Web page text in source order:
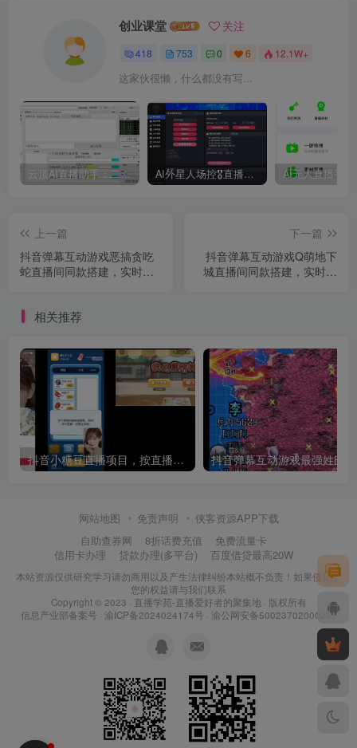
创业课堂 关注
418 753 0 6 12.1W+
这家伙很懒，什么都没有写...
云顶AI直播助手：二代模型自然逼真、AI语音训练器、 AI语音无人直播机器人新方案，支持多个平台 AI外星人场控🎖直播爆单助手，一款专门为直播人打造的直播辅助软件，支持商品带货、KS团购，手机开播、伴侣开播均可
上一篇
抖音弹幕互动游戏恶搞贪吃
蛇直播间同款搭建，实时互
下一篇
抖音弹幕互动游戏Q萌地下
城直播间同款搭建，实时互
相关推荐
抖音小糖豆直播项目，按直播间点击获得收益
网站地图 免责声明
侠客资源APP下载
自助查券网
8折话费充值
免费流量卡
信用卡办理
贷款办理(多平台) 百度借贷最高20W
本站资源仅供研究学习请勿商用以及产生法律纠纷本站概不负责！如果侵犯了
您的权益请与我们联系
Copyright © 2023 · 直播学苑-直播爱好者的聚集地· 版权所有
信息产业部备案号 · 渝ICP备2024024174号 · 渝公网安备50023702000262